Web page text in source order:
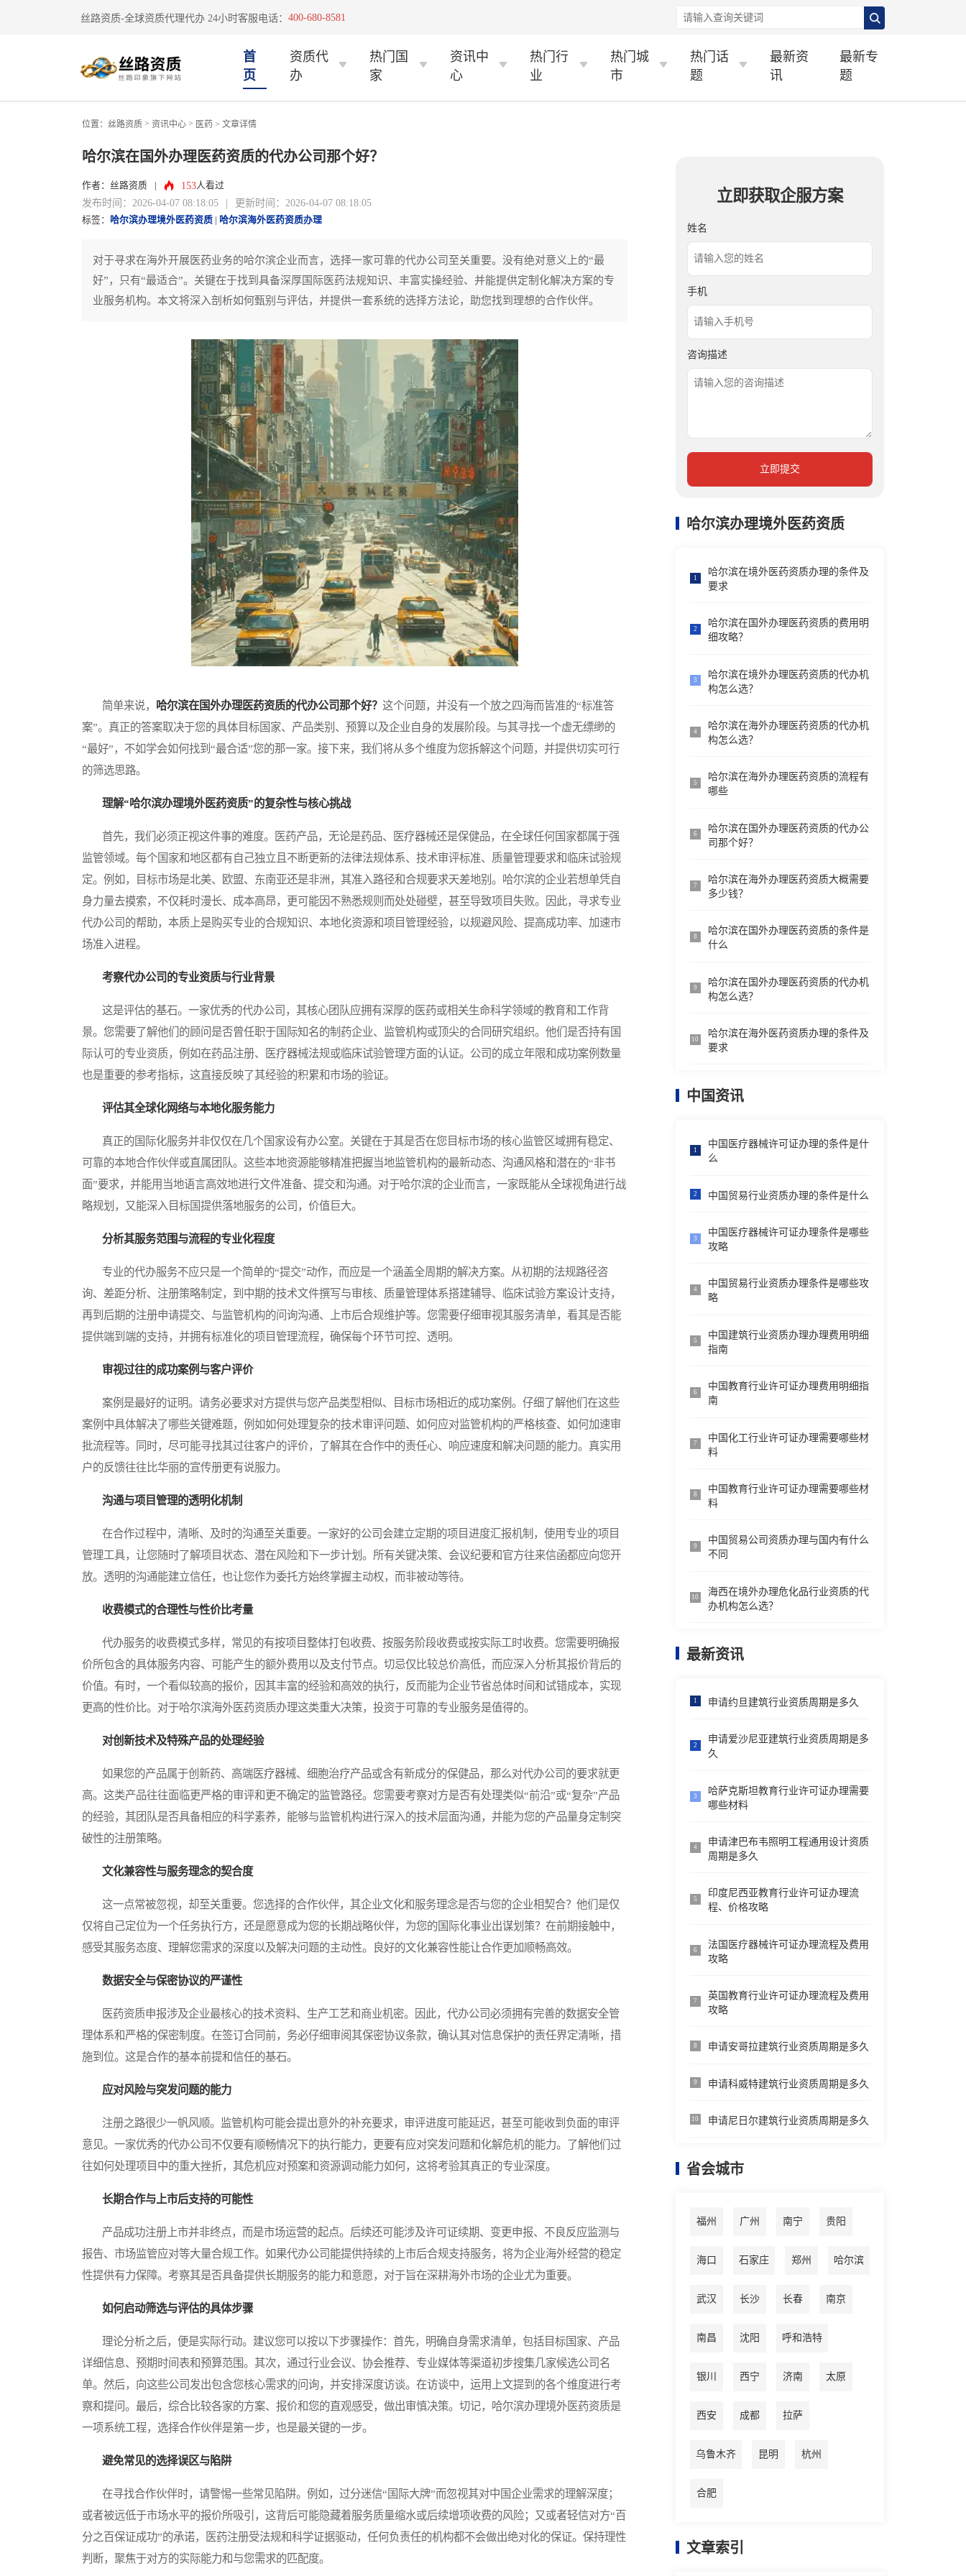
丝路资质-全球资质代理代办 24小时客服电话： 400-680-8581
首
页
资质代
办
热门国
家
资讯中
心
热门行
业
热门城
市
热门话
题
最新资
讯
最新专
题
位置： 丝路资质 > 资讯中心 > 医药 > 文章详情
哈尔滨在国外办理医药资质的代办公司那个好？
作者：丝路资质 153人看过
发布时间：2026-04-07 08:18:05 | 更新时间：2026-04-07 08:18:05
标签： 哈尔滨办理境外医药资质 哈尔滨海外医药资质办理
对于寻求在海外开展医药业务的哈尔滨企业而言，选择一家可靠的代办公司至关重要。没有绝对意义上的“最
好”，只有“最适合”。关键在于找到具备深厚国际医药法规知识、丰富实操经验、并能提供定制化解决方案的专
业服务机构。本文将深入剖析如何甄别与评估，并提供一套系统的选择方法论，助您找到理想的合作伙伴。
简单来说， 哈尔滨在国外办理医药资质的代办公司那个好？ 这个问题，并没有一个放之四海而皆准的“标准答
案”。真正的答案取决于您的具体目标国家、产品类别、预算以及企业自身的发展阶段。与其寻找一个虚无缥缈的
“最好”，不如学会如何找到“最合适”您的那一家。接下来，我们将从多个维度为您拆解这个问题，并提供切实可行
的筛选思路。
理解“哈尔滨办理境外医药资质”的复杂性与核心挑战
首先，我们必须正视这件事的难度。医药产品，无论是药品、医疗器械还是保健品，在全球任何国家都属于强
监管领域。每个国家和地区都有自己独立且不断更新的法律法规体系、技术审评标准、质量管理要求和临床试验规
定。例如，目标市场是北美、欧盟、东南亚还是非洲，其准入路径和合规要求天差地别。哈尔滨的企业若想单凭自
身力量去摸索，不仅耗时漫长、成本高昂，更可能因不熟悉规则而处处碰壁，甚至导致项目失败。因此，寻求专业
代办公司的帮助，本质上是购买专业的合规知识、本地化资源和项目管理经验，以规避风险、提高成功率、加速市
场准入进程。
考察代办公司的专业资质与行业背景
这是评估的基石。一家优秀的代办公司，其核心团队应拥有深厚的医药或相关生命科学领域的教育和工作背
景。您需要了解他们的顾问是否曾任职于国际知名的制药企业、监管机构或顶尖的合同研究组织。他们是否持有国
际认可的专业资质，例如在药品注册、医疗器械法规或临床试验管理方面的认证。公司的成立年限和成功案例数量
也是重要的参考指标，这直接反映了其经验的积累和市场的验证。
评估其全球化网络与本地化服务能力
真正的国际化服务并非仅仅在几个国家设有办公室。关键在于其是否在您目标市场的核心监管区域拥有稳定、
可靠的本地合作伙伴或直属团队。这些本地资源能够精准把握当地监管机构的最新动态、沟通风格和潜在的“非书
面”要求，并能用当地语言高效地进行文件准备、提交和沟通。对于哈尔滨的企业而言，一家既能从全球视角进行战
略规划，又能深入目标国提供落地服务的公司，价值巨大。
分析其服务范围与流程的专业化程度
专业的代办服务不应只是一个简单的“提交”动作，而应是一个涵盖全周期的解决方案。从初期的法规路径咨
询、差距分析、注册策略制定，到中期的技术文件撰写与审核、质量管理体系搭建辅导、临床试验方案设计支持，
再到后期的注册申请提交、与监管机构的问询沟通、上市后合规维护等。您需要仔细审视其服务清单，看其是否能
提供端到端的支持，并拥有标准化的项目管理流程，确保每个环节可控、透明。
审视过往的成功案例与客户评价
案例是最好的证明。请务必要求对方提供与您产品类型相似、目标市场相近的成功案例。仔细了解他们在这些
案例中具体解决了哪些关键难题，例如如何处理复杂的技术审评问题、如何应对监管机构的严格核查、如何加速审
批流程等。同时，尽可能寻找其过往客户的评价，了解其在合作中的责任心、响应速度和解决问题的能力。真实用
户的反馈往往比华丽的宣传册更有说服力。
沟通与项目管理的透明化机制
在合作过程中，清晰、及时的沟通至关重要。一家好的公司会建立定期的项目进度汇报机制，使用专业的项目
管理工具，让您随时了解项目状态、潜在风险和下一步计划。所有关键决策、会议纪要和官方往来信函都应向您开
放。透明的沟通能建立信任，也让您作为委托方始终掌握主动权，而非被动等待。
收费模式的合理性与性价比考量
代办服务的收费模式多样，常见的有按项目整体打包收费、按服务阶段收费或按实际工时收费。您需要明确报
价所包含的具体服务内容、可能产生的额外费用以及支付节点。切忌仅比较总价高低，而应深入分析其报价背后的
价值。有时，一个看似较高的报价，因其丰富的经验和高效的执行，反而能为企业节省总体时间和试错成本，实现
更高的性价比。对于哈尔滨海外医药资质办理这类重大决策，投资于可靠的专业服务是值得的。
对创新技术及特殊产品的处理经验
如果您的产品属于创新药、高端医疗器械、细胞治疗产品或含有新成分的保健品，那么对代办公司的要求就更
高。这类产品往往面临更严格的审评和更不确定的监管路径。您需要考察对方是否有处理类似“前沿”或“复杂”产品
的经验，其团队是否具备相应的科学素养，能够与监管机构进行深入的技术层面沟通，并能为您的产品量身定制突
破性的注册策略。
文化兼容性与服务理念的契合度
这一点常被忽视，却至关重要。您选择的合作伙伴，其企业文化和服务理念是否与您的企业相契合？他们是仅
仅将自己定位为一个任务执行方，还是愿意成为您的长期战略伙伴，为您的国际化事业出谋划策？在前期接触中，
感受其服务态度、理解您需求的深度以及解决问题的主动性。良好的文化兼容性能让合作更加顺畅高效。
数据安全与保密协议的严谨性
医药资质申报涉及企业最核心的技术资料、生产工艺和商业机密。因此，代办公司必须拥有完善的数据安全管
理体系和严格的保密制度。在签订合同前，务必仔细审阅其保密协议条款，确认其对信息保护的责任界定清晰，措
施到位。这是合作的基本前提和信任的基石。
应对风险与突发问题的能力
注册之路很少一帆风顺。监管机构可能会提出意外的补充要求，审评进度可能延迟，甚至可能收到负面的审评
意见。一家优秀的代办公司不仅要有顺畅情况下的执行能力，更要有应对突发问题和化解危机的能力。了解他们过
往如何处理项目中的重大挫折，其危机应对预案和资源调动能力如何，这将考验其真正的专业深度。
长期合作与上市后支持的可能性
产品成功注册上市并非终点，而是市场运营的起点。后续还可能涉及许可证续期、变更申报、不良反应监测与
报告、市场监管应对等大量合规工作。如果代办公司能提供持续的上市后合规支持服务，将为企业海外经营的稳定
性提供有力保障。考察其是否具备提供长期服务的能力和意愿，对于旨在深耕海外市场的企业尤为重要。
如何启动筛选与评估的具体步骤
理论分析之后，便是实际行动。建议您可以按以下步骤操作：首先，明确自身需求清单，包括目标国家、产品
详细信息、预期时间表和预算范围。其次，通过行业会议、协会推荐、专业媒体等渠道初步搜集几家候选公司名
单。然后，向这些公司发出包含您核心需求的问询，并安排深度访谈。在访谈中，运用上文提到的各个维度进行考
察和提问。最后，综合比较各家的方案、报价和您的直观感受，做出审慎决策。切记，哈尔滨办理境外医药资质是
一项系统工程，选择合作伙伴是第一步，也是最关键的一步。
避免常见的选择误区与陷阱
在寻找合作伙伴时，请警惕一些常见陷阱。例如，过分迷信“国际大牌”而忽视其对中国企业需求的理解深度；
或者被远低于市场水平的报价所吸引，这背后可能隐藏着服务质量缩水或后续增项收费的风险；又或者轻信对方“百
分之百保证成功”的承诺，医药注册受法规和科学证据驱动，任何负责任的机构都不会做出绝对化的保证。保持理性
判断，聚焦于对方的实际能力和与您需求的匹配度。
立即获取企服方案
姓名
手机
咨询描述
立即提交
哈尔滨办理境外医药资质
1
哈尔滨在境外医药资质办理的条件及
要求
2
哈尔滨在国外办理医药资质的费用明
细攻略？
3
哈尔滨在境外办理医药资质的代办机
构怎么选？
4
哈尔滨在海外办理医药资质的代办机
构怎么选？
5
哈尔滨在海外办理医药资质的流程有
哪些
6
哈尔滨在国外办理医药资质的代办公
司那个好？
7
哈尔滨在海外办理医药资质大概需要
多少钱？
8
哈尔滨在国外办理医药资质的条件是
什么
9
哈尔滨在国外办理医药资质的代办机
构怎么选？
10
哈尔滨在海外医药资质办理的条件及
要求
中国资讯
1
中国医疗器械许可证办理的条件是什
么
2 中国贸易行业资质办理的条件是什么
3
中国医疗器械许可证办理条件是哪些
攻略
4
中国贸易行业资质办理条件是哪些攻
略
5
中国建筑行业资质办理办理费用明细
指南
6
中国教育行业许可证办理费用明细指
南
7
中国化工行业许可证办理需要哪些材
料
8
中国教育行业许可证办理需要哪些材
料
9
中国贸易公司资质办理与国内有什么
不同
10
海西在境外办理危化品行业资质的代
办机构怎么选？
最新资讯
1 申请约旦建筑行业资质周期是多久
2
申请爱沙尼亚建筑行业资质周期是多
久
3
哈萨克斯坦教育行业许可证办理需要
哪些材料
4
申请津巴布韦照明工程通用设计资质
周期是多久
5
印度尼西亚教育行业许可证办理流
程、价格攻略
6
法国医疗器械许可证办理流程及费用
攻略
7
英国教育行业许可证办理流程及费用
攻略
8 申请安哥拉建筑行业资质周期是多久
9 申请科威特建筑行业资质周期是多久
10 申请尼日尔建筑行业资质周期是多久
省会城市
福州 广州 南宁 贵阳
海口 石家庄 郑州 哈尔滨
武汉 长沙 长春 南京
南昌 沈阳 呼和浩特
银川 西宁 济南 太原
西安 成都 拉萨
乌鲁木齐 昆明 杭州
合肥
文章索引